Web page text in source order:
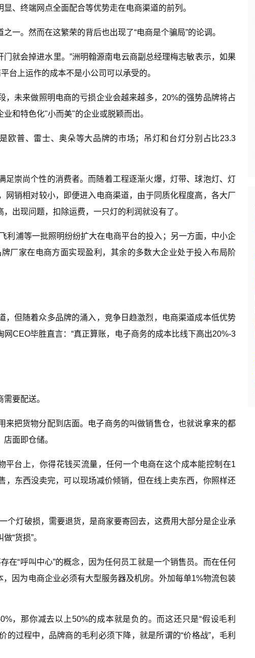
、终端网点全面配合等优势走在电商渠道的前列。
一。然而在这繁荣的背后也出现了“电商是个骗局”的论调。
门就会掉进水里。”洲明翰源南电云商副总经理梅志敏表示，如果
台上运作的成本不是小公司可以承受的。
未来做照明电商的亏损企业会越来越多，20%的强势品牌将占
和特色化"小而美"的企业或脱颖而出。
欧普、雷士、奥朵等大品牌的市场；吊灯和台灯分别占比23.3
崇尚个性的消费者。而随着工程逐渐火爆，灯带、球泡灯、灯
销相对较小，即便进入电商渠道，由于同质化程度高，各大厂
出现问题，扣除运费，一只灯的利润就没有了。
利浦等一批照明纷纷扩大在电商平台的投入；另一方面，中小企
厂家在电商方面实现盈利，其余的多数大企业处于投入布局阶
，但随着众多品牌的涌入，竞争日趋激烈，电商渠道成本低优势
CEO毕胜直言：“真正算账，电子商务的成本比线下高出20%-3
要配送。
把货物分配到店面。电子商务的叫做销售仓，也就说拿来的都
面即仓储。
平台上，你得花钱买流量，任何一个电商在这个成本能控制在1
，东西没卖完，可以现场减价倾销，但在线上卖东西，你照样还
个灯破损，需要退货，是商家要寄回去，这费用大部分是企业承
“货损”。
在“呼叫中心”的概念，因为任何员工就是一个销售员。而在任何
因为电商企业必须有大型服务器及机房。外加每单1%物流包装
，那你减去以上50%的成本就是负的。而这还只是“假设毛利
的过程中，品牌商的毛利必须下降，就是所谓的“价格战”，毛利